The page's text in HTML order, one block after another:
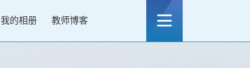
我的相册 教师博客